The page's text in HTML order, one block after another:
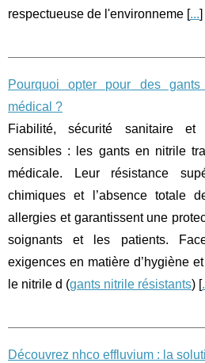
respectueuse de l'environneme [...]
Pourquoi opter pour des
médical ?
Fiabilité, sécurité sanitaire
sensibles : les gants en nitrile
médicale. Leur résistance
chimiques et l’absence totale
allergies et garantissent une
soignants et les patients.
exigences en matière d’hygiène
le nitrile d (gants nitrile résistants) [
Découvrez nhco effluvium : la